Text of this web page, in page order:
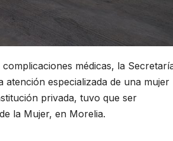
complicaciones médicas, la
especializada de una mujer
privada, tuvo que ser
la Mujer, en Morelia.